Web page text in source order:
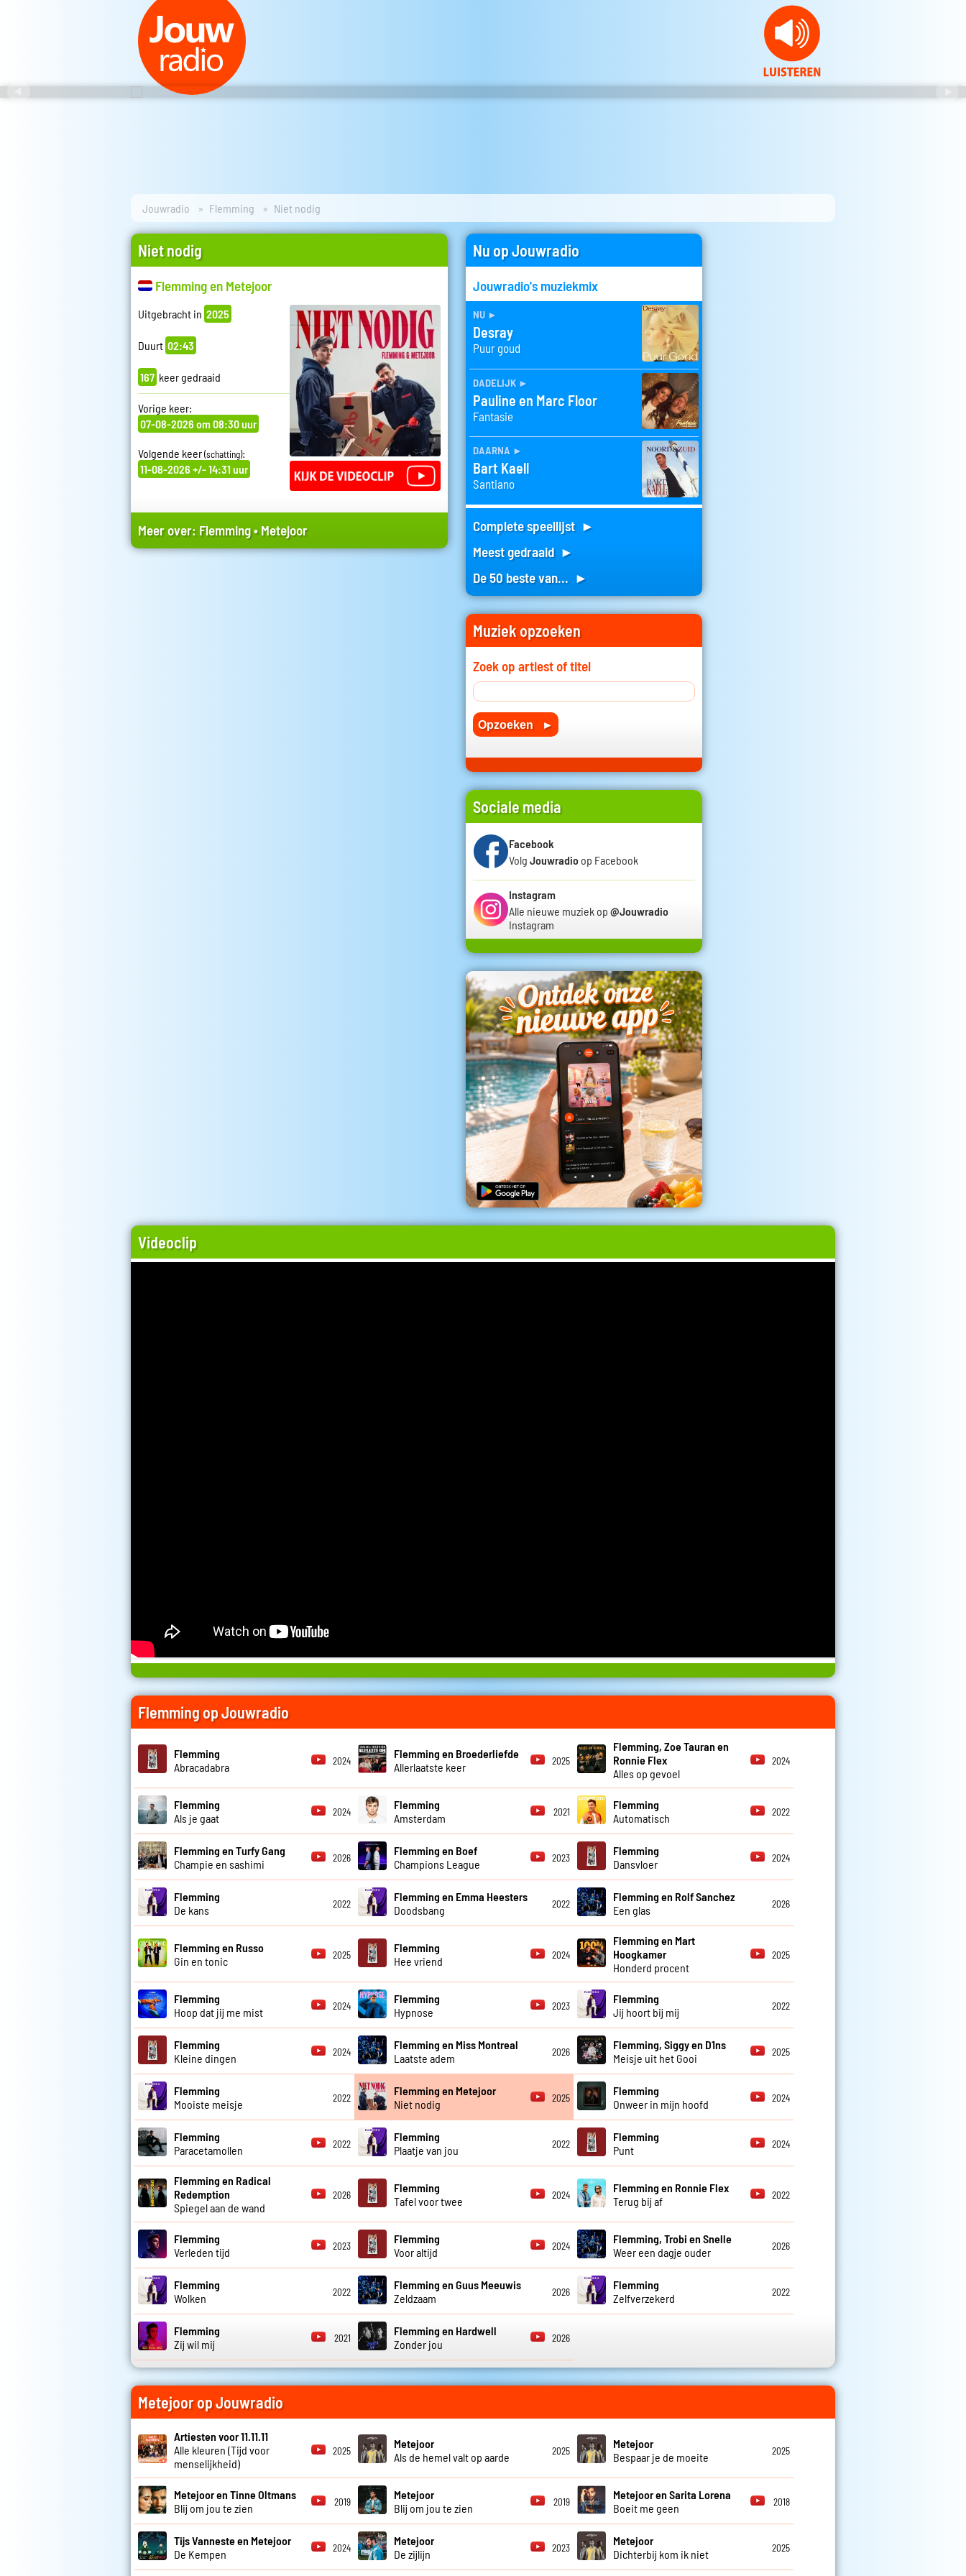
Jouwradio Flemming Niet nodig
Niet nodig
Flemming en Metejoor
Uitgebracht in 2025
Duurt 02:43
167 keer gedraaid
Vorige keer:
07-08-2026 om 08:30 uur
Volgende keer(schatting):
11-08-2026 +/- 14:31 uur
Meer over: Flemming•Metejoor
Nu op Jouwradio
Jouwradio's muziekmix
nu ►
Desray
Puur goud
dadelijk ►
Pauline en Marc Floor
Fantasie
daarna ►
Bart Kaell
Santiano
Complete speellijst ►
Meest gedraaid ►
De 50 beste van... ►
Muziek opzoeken
Zoek op artiest of titel
Sociale media
Facebook
Volg Jouwradio op Facebook
Instagram
Alle nieuwe muziek op @Jouwradio
Instagram
Videoclip
Flemming op Jouwradio
Flemming
Abracadabra
2024
Flemming en Broederliefde
Allerlaatste keer
2025
Flemming, Zoe Tauran en
Ronnie Flex
Alles op gevoel
2024
Flemming
Als je gaat
2024
Flemming
Amsterdam
2021
Flemming
Automatisch
2022
Flemming en Turfy Gang
Champie en sashimi
2026
Flemming en Boef
Champions League
2023
Flemming
Dansvloer
2024
Flemming
De kans
2022
Flemming en Emma Heesters
Doodsbang
2022
Flemming en Rolf Sanchez
Een glas
2026
Flemming en Russo
Gin en tonic
2025
Flemming
Hee vriend
2024
Flemming en Mart
Hoogkamer
Honderd procent
2025
Flemming
Hoop dat jij me mist
2024
Flemming
Hypnose
2023
Flemming
Jij hoort bij mij
2022
Flemming
Kleine dingen
2024
Flemming en Miss Montreal
Laatste adem
2026
Flemming, Siggy en D1ns
Meisje uit het Gooi
2025
Flemming
Mooiste meisje
2022
Flemming en Metejoor
Niet nodig
2025
Flemming
Onweer in mijn hoofd
2024
Flemming
Paracetamollen
2022
Flemming
Plaatje van jou
2022
Flemming
Punt
2024
Flemming en Radical
Redemption
Spiegel aan de wand
2026
Flemming
Tafel voor twee
2024
Flemming en Ronnie Flex
Terug bij af
2022
Flemming
Verleden tijd
2023
Flemming
Voor altijd
2024
Flemming, Trobi en Snelle
Weer een dagje ouder
2026
Flemming
Wolken
2022
Flemming en Guus Meeuwis
Zeldzaam
2026
Flemming
Zelfverzekerd
2022
Flemming
Zij wil mij
2021
Flemming en Hardwell
Zonder jou
2026
Metejoor op Jouwradio
Artiesten voor 11.11.11
Alle kleuren (Tijd voor
menselijkheid)
2025
Metejoor
Als de hemel valt op aarde
2025
Metejoor
Bespaar je de moeite
2025
Metejoor en Tinne Oltmans
Blij om jou te zien
2019
Metejoor
Blij om jou te zien
2019
Metejoor en Sarita Lorena
Boeit me geen
2018
Tijs Vanneste en Metejoor
De Kempen
2024
Metejoor
De zijlijn
2023
Metejoor
Dichterbij kom ik niet
2025